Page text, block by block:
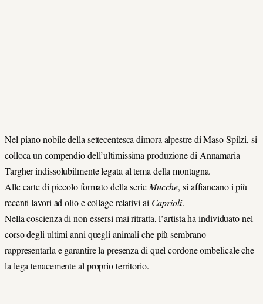
Nel piano nobile della settecentesca dimora alpestre di Maso Spilzi, si
colloca un compendio dell’ultimissima produzione di Annamaria
Targher indissolubilmente legata al tema della montagna.
Alle carte di piccolo formato della serie Mucche, si affiancano i più
recenti lavori ad olio e collage relativi ai Caprioli.
Nella coscienza di non essersi mai ritratta, l’artista ha individuato nel
corso degli ultimi anni quegli animali che più sembrano
rappresentarla e garantire la presenza di quel cordone ombelicale che
la lega tenacemente al proprio territorio.